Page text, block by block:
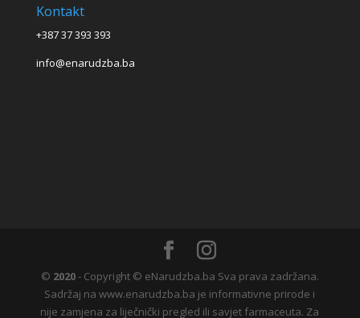
Kontakt
+387 37 393 393
info@enarudzba.ba
© 2020- Copyright © eNarudzba.ba Sva prava zadržana.
Sadržaj na www.enarudzba.ba je informativne prirode i
nije zamjena za liječnički pregled ili savjet farmaceuta. Za